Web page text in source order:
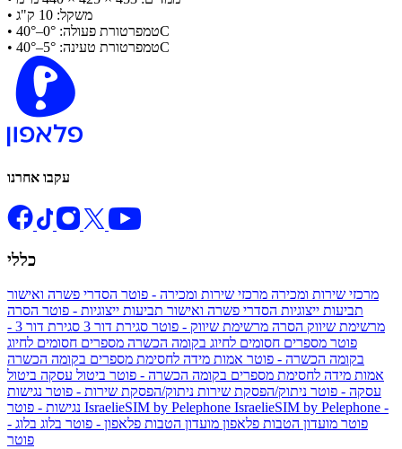
• משקל: 10 ק"ג
• טמפרטורת פעולה: 0°–40°C
• טמפרטורת טעינה: 5°–40°C
עקבו אחרנו
כללי
מרכזי שירות ומכירה מרכזי שירות ומכירה - פוטר הסדרי פשרה ואישור
תביעות ייצוגיות הסדרי פשרה ואישור תביעות ייצוגיות - פוטר הסרה
מרשימת שיווק הסרה מרשימת שיווק - פוטר סגירת דור 3
סגירת דור 3 -
פוטר מספרים חסומים לחיוג בקומה הכשרה מספרים חסומים לחיוג
בקומה הכשרה - פוטר אמות מידה לחסימת מספרים בקומה הכשרה
אמות מידה לחסימת מספרים בקומה הכשרה - פוטר ביטול עסקה ביטול
עסקה - פוטר ניתוק/הפסקת שירות ניתוק/הפסקת שירות - פוטר נגישות
IsraelieSIM by Pelephone IsraelieSIM by Pelephone -
פוטר מועדון הטבות פלאפון מועדון הטבות פלאפון - פוטר בלוג בלוג -
פוטר